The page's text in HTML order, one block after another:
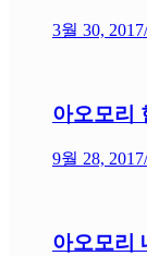
3월 30, 2017/
아오모리
9월 28, 2017/
아오모리